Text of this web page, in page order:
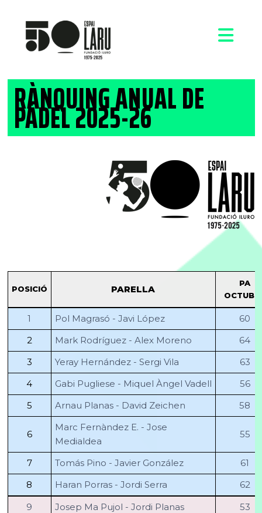
RÀNQUING ANUAL DE
PÀDEL 2025-26
POSICIÓ PARELLA
PA
1 Pol Magrasó - Javi López
60
2
Mark Rodríguez - Alex Moreno
64
3
Yeray Hernández - Sergi Vila
63
4
Gabi Pugliese - Miquel Àngel Vadell
56
5
Arnau Planas - David Zeichen 58
6
Marc Fernàndez E. - Jose
Medialdea
55
7 Tomás Pino - Javier González
61
8
Haran Porras - Jordi Serra
62
9
Josep Ma Pujol - Jordi Planas 53